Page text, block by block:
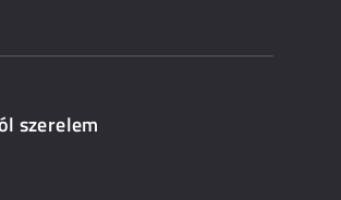
szerelem